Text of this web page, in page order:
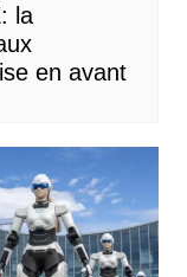
la
en avant